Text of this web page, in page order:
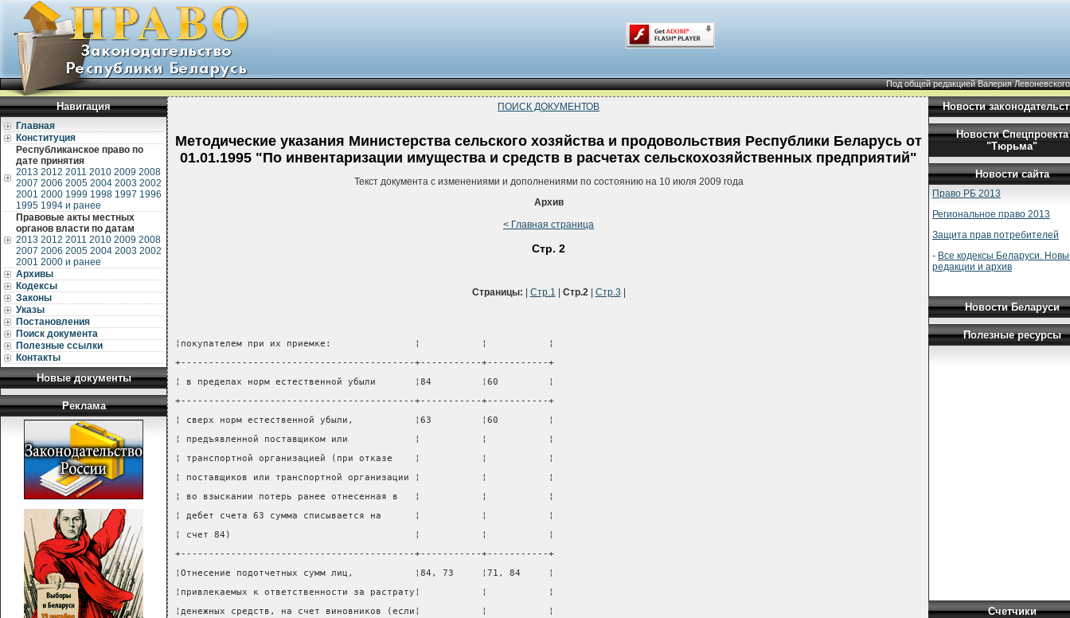
Под общей редакцией Валерия Левоневского
Навигация
Главная
Конституция
Республиканское право по
дате принятия
2013 2012 2011 2010 2009 2008
2007 2006 2005 2004 2003 2002
2001 2000 1999 1998 1997 1996
1995 1994 и ранее
Правовые акты местных
органов власти по датам
2013 2012 2011 2010 2009 2008
2007 2006 2005 2004 2003 2002
2001 2000 и ранее
Архивы
Кодексы
Законы
Указы
Постановления
Поиск документа
Полезные ссылки
Контакты
Новые документы
Реклама
ПОИСК ДОКУМЕНТОВ
Методические указания Министерства сельского хозяйства и продовольствия Республики Беларусь от
01.01.1995 "По инвентаризации имущества и средств в расчетах сельскохозяйственных предприятий"
Текст документа с изменениями и дополнениями по состоянию на 10 июля 2009 года
Архив
< Главная страница
Стр. 2
Страницы: Стр.1 Стр.2| Стр.3
¦покупателем при их приемке:               ¦           ¦           ¦
+------------------------------------------+-----------+-----------+
¦ в пределах норм естественной убыли       ¦84         ¦60         ¦
+------------------------------------------+-----------+-----------+
¦ сверх норм естественной убыли,           ¦63         ¦60         ¦
¦ предъявленной поставщиком или            ¦           ¦           ¦
¦ транспортной организацией (при отказе    ¦           ¦           ¦
¦ поставщиков или транспортной организации ¦           ¦           ¦
¦ во взыскании потерь ранее отнесенная в   ¦           ¦           ¦
¦ дебет счета 63 сумма списывается на      ¦           ¦           ¦
¦ счет 84)                                 ¦           ¦           ¦
+------------------------------------------+-----------+-----------+
¦Отнесение подотчетных сумм лиц,           ¦84, 73     ¦71, 84     ¦
¦привлекаемых к ответственности за растрату¦           ¦           ¦
¦денежных средств, на счет виновников (если¦           ¦           ¦
Новости
Новости Спецпроекта
"Тюрьма"
Новости сайта
Право РБ 2013
Региональное право 2013
Защита прав потребителей
- Все кодексы Беларуси.
редакции и архив
Новости Беларуси
Полезные ресурсы
Счетчики